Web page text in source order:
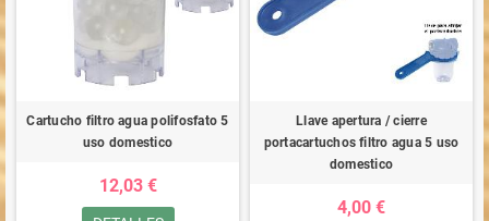
Cartucho filtro agua polifosfato 5
uso domestico
12,03 €
Llave apertura / cierre
portacartuchos filtro agua 5 uso
domestico
4,00 €